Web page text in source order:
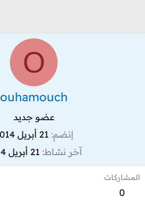
O
ouhamouch
عضو جديد
إنضم 21 أبريل 2014
آخر نشاط 21 أبريل 2014
المشاركات
0